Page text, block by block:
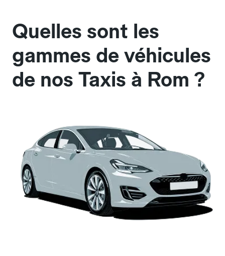
Quelles sont les
gammes de véhicules
de nos Taxis à Rom ?